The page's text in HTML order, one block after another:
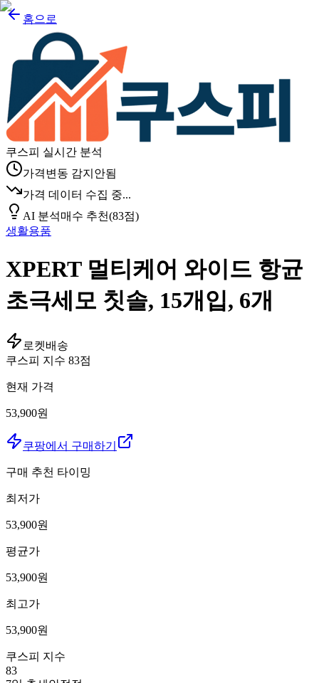
홈으로
쿠스피 실시간 분석
가격변동 감지안됨
가격 데이터 수집 중...
AI 분석매수 추천(83점)
생활용품
XPERT 멀티케어 와이드 항균
초극세모 칫솔, 15개입, 6개
로켓배송
쿠스피 지수 83점
현재 가격
53,900원
쿠팡에서 구매하기
구매 추천 타이밍
최저가
53,900원
평균가
53,900원
최고가
53,900원
쿠스피 지수
83